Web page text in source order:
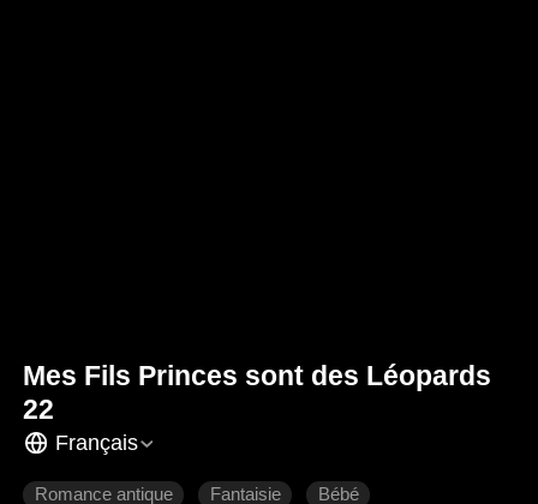
Mes Fils Princes sont des Léopards
22
Français
Romance antique Fantaisie Bébé